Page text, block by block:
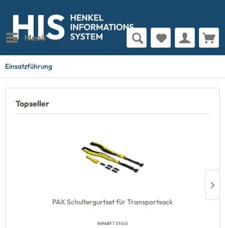
Menü
Einsatzführung
Topseller
PAX Schultergurtset für Transportsack
Inhalt1 Stück